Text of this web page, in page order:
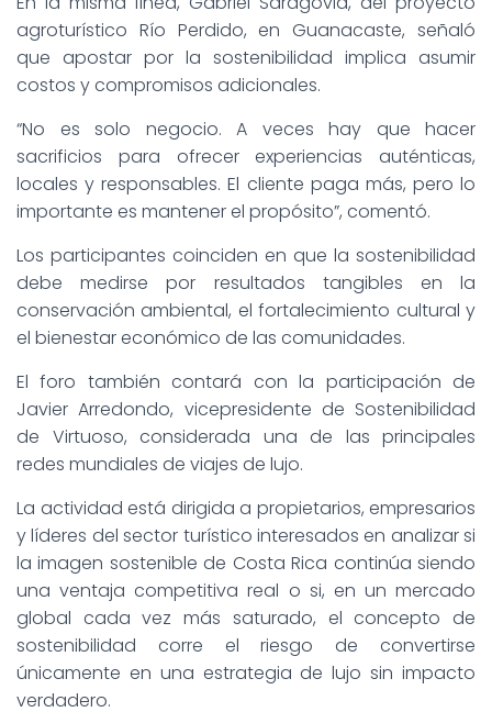
agroturístico Río Perdido, en Guanacaste, señaló
que apostar por la sostenibilidad implica asumir
costos y compromisos adicionales.
“No es solo negocio. A veces hay que hacer
sacrificios para ofrecer experiencias auténticas,
locales y responsables. El cliente paga más, pero lo
importante es mantener el propósito”, comentó.
Los participantes coinciden en que la sostenibilidad
debe medirse por resultados tangibles en la
conservación ambiental, el fortalecimiento cultural y
el bienestar económico de las comunidades.
El foro también contará con la participación de
Javier Arredondo, vicepresidente de Sostenibilidad
de Virtuoso, considerada una de las principales
redes mundiales de viajes de lujo.
La actividad está dirigida a propietarios, empresarios
y líderes del sector turístico interesados en analizar si
la imagen sostenible de Costa Rica continúa siendo
una ventaja competitiva real o si, en un mercado
global cada vez más saturado, el concepto de
sostenibilidad corre el riesgo de convertirse
únicamente en una estrategia de lujo sin impacto
verdadero.